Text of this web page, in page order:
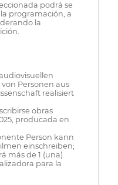
podrá se
programación, a
la
Personen aus
realisiert
obras
producada en
Person kann
einschreiben;
más de 1 (una)
para la